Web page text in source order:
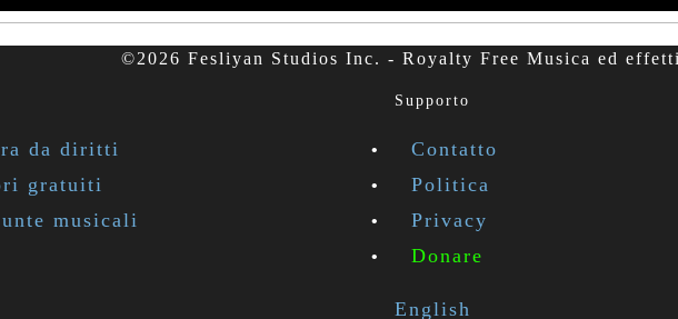
©2026 Fesliyan Studios Inc. - Royalty Free Musica ed
da diritti
gratuiti
musicali
Supporto
Contatto
Politica
Privacy
Donare
English